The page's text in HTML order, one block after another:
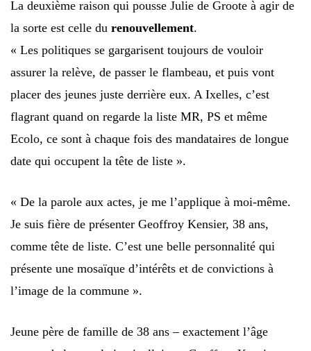
La deuxième raison qui pousse Julie de Groote à agir de
la sorte est celle du renouvellement.
« Les politiques se gargarisent toujours de vouloir
assurer la relève, de passer le flambeau, et puis vont
placer des jeunes juste derrière eux. A Ixelles, c’est
flagrant quand on regarde la liste MR, PS et même
Ecolo, ce sont à chaque fois des mandataires de longue
date qui occupent la tête de liste ».
« De la parole aux actes, je me l’applique à moi-même.
Je suis fière de présenter Geoffroy Kensier, 38 ans,
comme tête de liste. C’est une belle personnalité qui
présente une mosaïque d’intérêts et de convictions à
l’image de la commune ».
Jeune père de famille de 38 ans – exactement l’âge